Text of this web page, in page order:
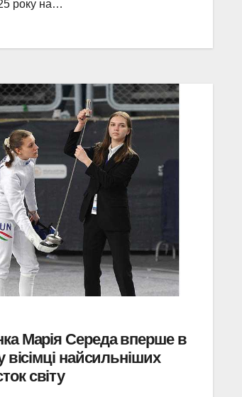
року на…
Марія Середа вперше в
вісімці найсильніших
світу